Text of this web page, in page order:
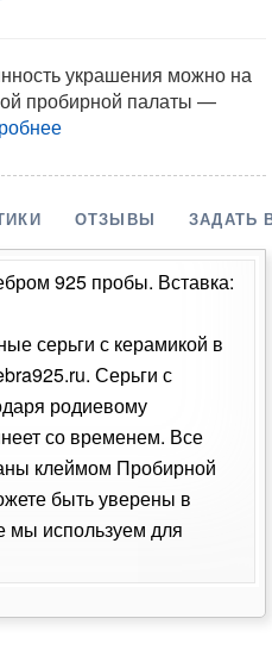
украшения можно на
пробирной палаты —
ОТЗЫВЫ ЗАДАТЬ
925 пробы. Вставка:
серьги с керамикой в
Серьги с
родиевому
со временем. Все
клеймом Пробирной
быть уверены в
мы используем для